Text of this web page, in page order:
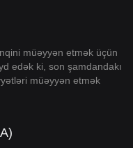
müəyyən etmək üçün
edək ki, son şamdandakı
müəyyən etmək